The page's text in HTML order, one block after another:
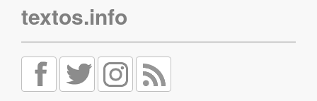
textos.info